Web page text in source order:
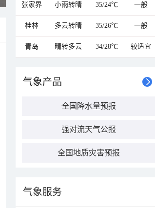
张家界 小雨转晴 35/24℃ 一般
桂林 多云转晴 35/26℃ 一般
青岛 晴转多云 34/28℃ 较适宜
气象产品
全国降水量预报
强对流天气公报
全国地质灾害预报
气象服务